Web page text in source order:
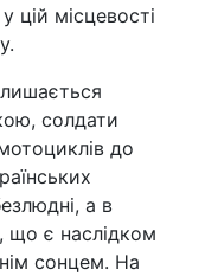
цій місцевості
солдати
до
а в
що є наслідком
сонцем. На